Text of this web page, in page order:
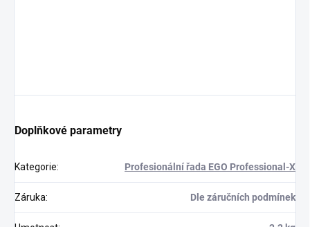
Doplňkové parametry
Kategorie: Profesionální řada EGO Professional-X
Záruka: Dle záručních podmínek